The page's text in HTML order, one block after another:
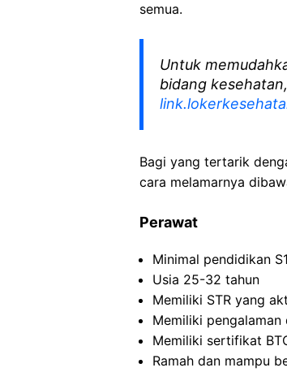
semua.
Untuk
bidang
Bagi yang tertarik
cara melamarnya
Perawat
Minimal pendidikan
Usia 25-32 tahun
Memiliki STR yang
Memiliki
Memiliki sertifikat
Ramah dan mampu